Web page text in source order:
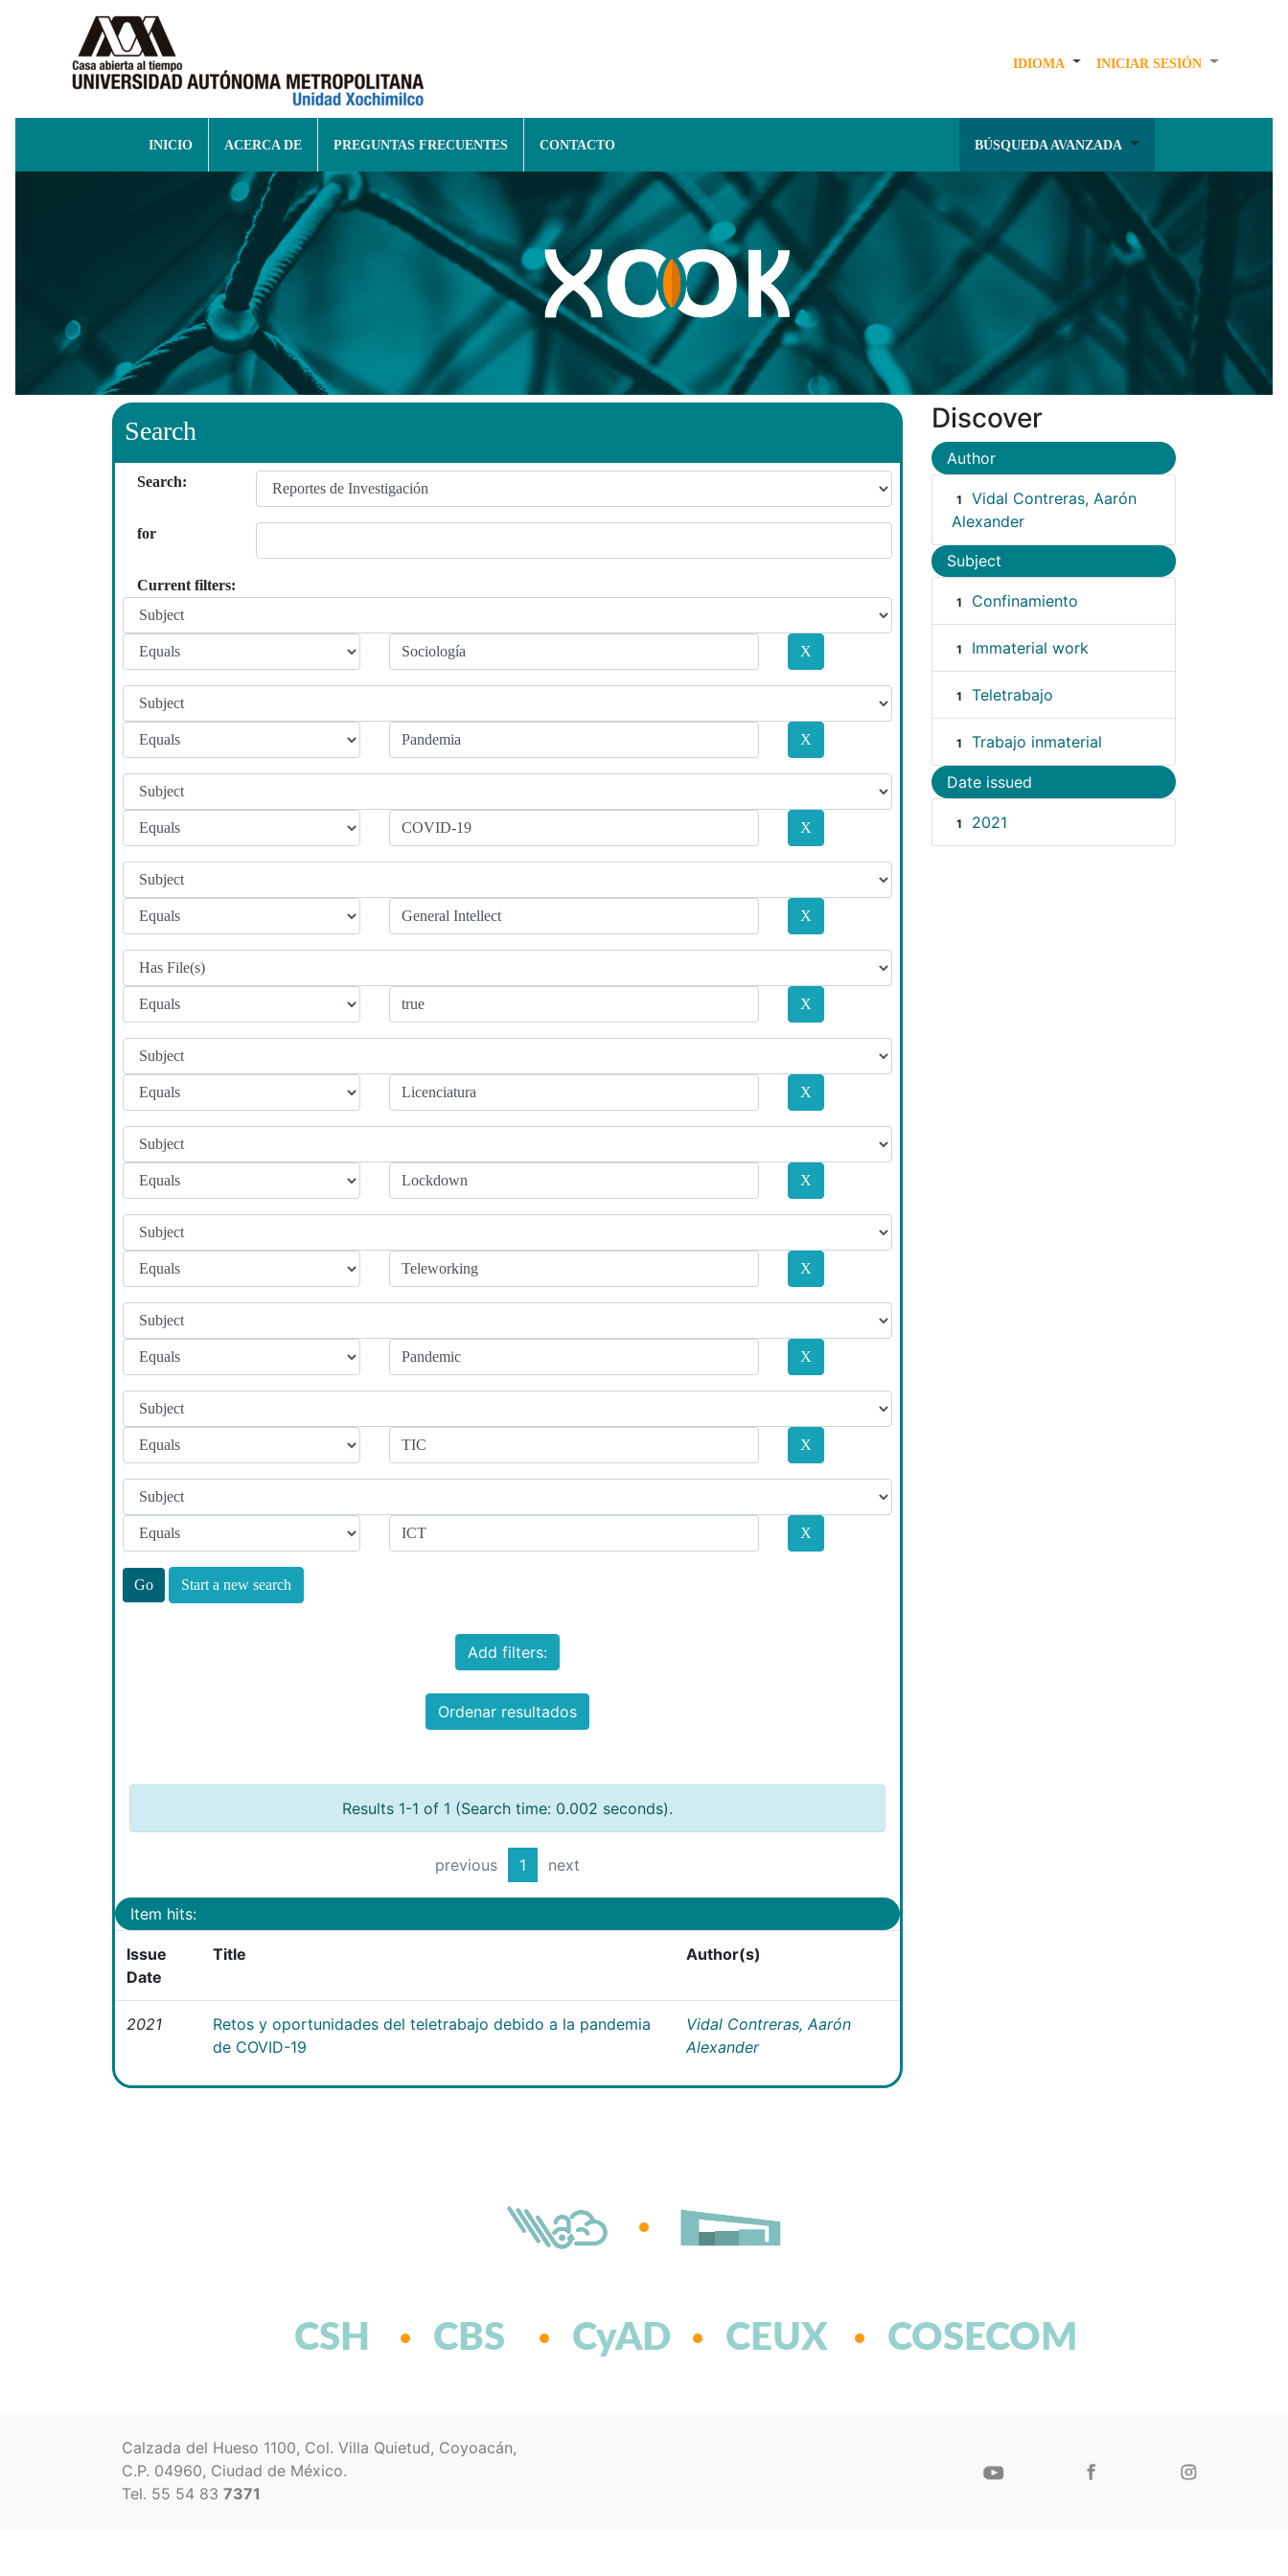
IDIOMA INICIAR SESIÓN
INICIO ACERCA DE PREGUNTAS FRECUENTES CONTACTO BÚSQUEDA AVANZADA
Search
Search:
for
Current filters:
Start a new search
Add filters:
Ordenar resultados
Results 1-1 of 1 (Search time: 0.002 seconds).
previous 1 next
Item hits:
Issue
Date
Title Author(s)
2021
Retos y oportunidades del teletrabajo debido a la pandemia
de COVID-19
Vidal Contreras, Aarón
Alexander
Discover
Author
1
Vidal Contreras, Aarón
Alexander
Subject
1 Confinamiento
1 Immaterial work
1 Teletrabajo
1 Trabajo inmaterial
Date issued
1 2021
CSH CBS CyAD CEUX COSECOM
Calzada del Hueso 1100, Col. Villa Quietud, Coyoacán,
C.P. 04960, Ciudad de México.
Tel. 55 54 83 7371